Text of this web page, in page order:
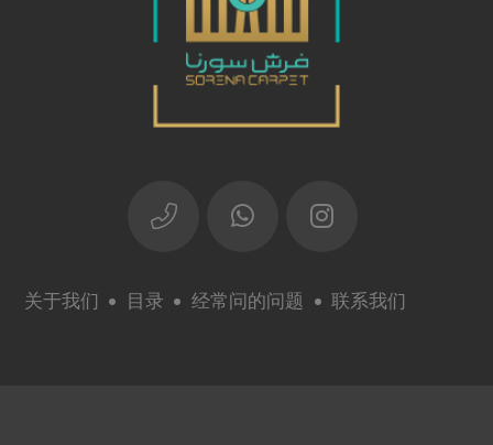
关于我们 目录 经常问的问题 联系我们